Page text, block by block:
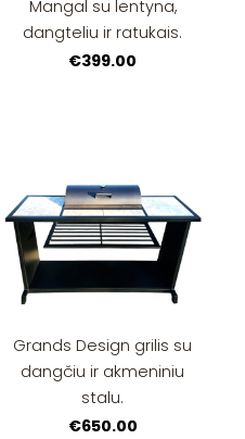
Mangal su lentyna,
dangteliu ir ratukais.
€399.00
Grands Design grilis su
dangčiu ir akmeniniu
stalu.
€650.00